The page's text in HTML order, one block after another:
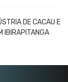
DE CACAU E
IBIRAPITANGA